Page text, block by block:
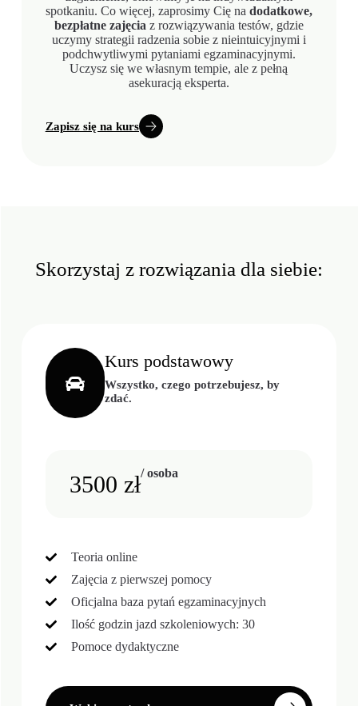
spotkaniu. Co więcej, zaprosimy Cię na dodatkowe,
bezpłatne zajęcia z rozwiązywania testów, gdzie
uczymy strategii radzenia sobie z nieintuicyjnymi i
podchwytliwymi pytaniami egzaminacyjnymi.
Uczysz się we własnym tempie, ale z pełną
asekuracją eksperta.
Zapisz się na kurs
Skorzystaj z rozwiązania dla siebie:
Kurs podstawowy
Wszystko, czego potrzebujesz, by
zdać.
3500 zł/ osoba
Teoria online
Zajęcia z pierwszej pomocy
Oficjalna baza pytań egzaminacyjnych
Ilość godzin jazd szkoleniowych: 30
Pomoce dydaktyczne